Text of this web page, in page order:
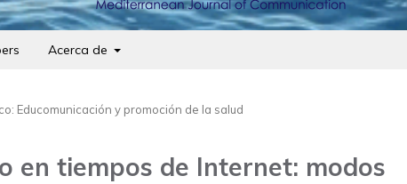
Acerca de
Educomunicación y promoción de la salud
en tiempos de Internet: modos